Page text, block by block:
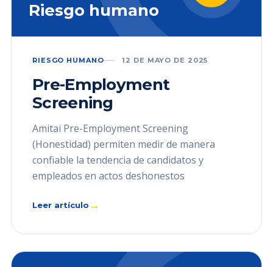
Riesgo humano
RIESGO HUMANO 12 DE MAYO DE 2025
Pre-Employment
Screening
Amitai Pre-Employment Screening
(Honestidad) permiten medir de manera
confiable la tendencia de candidatos y
empleados en actos deshonestos
Leer artículo →